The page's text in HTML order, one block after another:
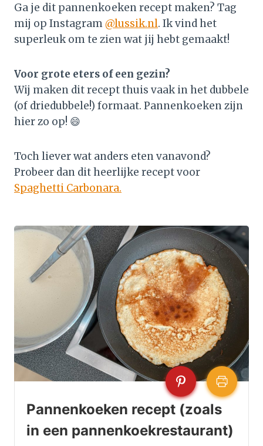
Ga je dit pannenkoeken recept maken? Tag
mij op Instagram@lussik.nl. Ik vind het
superleuk om te zien wat jij hebt gemaakt!
Voor grote eters of een gezin?
Wij maken dit recept thuis vaak in het dubbele
(of driedubbele!) formaat. Pannenkoeken zijn
hier zo op! 😄
Toch liever wat anders eten vanavond?
Probeer dan dit heerlijke recept voor
Spaghetti Carbonara.
Pannenkoeken recept (zoals
in een pannenkoekrestaurant)